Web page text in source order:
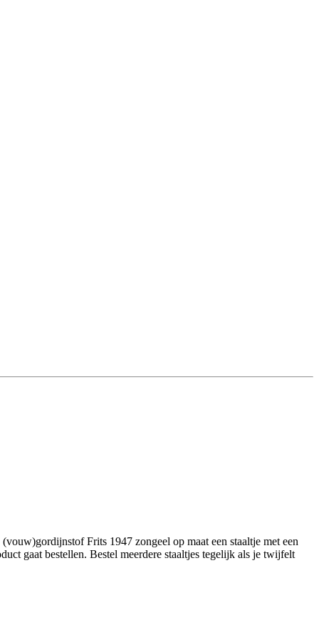
Frits 1947 zongeel op maat een staaltje met een
gaat bestellen. Bestel meerdere staaltjes tegelijk als je twijfelt